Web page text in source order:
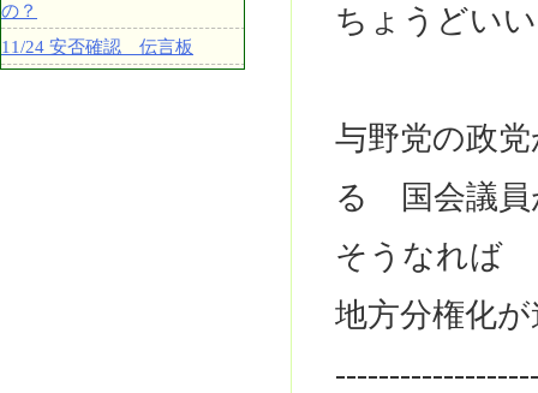
ちょうどい
与野党の政
る 国会議員
そうなれば
地方分権化
の？
11/24 安否確認 伝言板